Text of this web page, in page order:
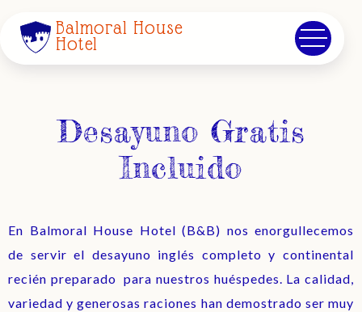
Balmoral House
Hotel
Desayuno Gratis
Incluido
En Balmoral House Hotel (B&B) nos enorgullecemos
de servir el desayuno inglés completo y continental
recién preparado para nuestros huéspedes. La calidad,
variedad y generosas raciones han demostrado ser muy